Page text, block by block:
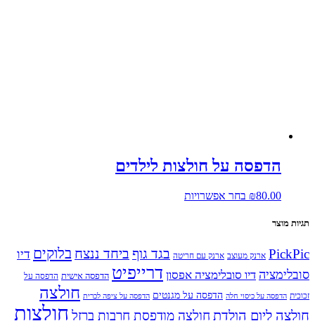
הדפסה על חולצות לילדים
₪80.00 בחר אפשרויות
ניתן
לבחור
את
האפשרויות
תגיות מוצר
PickPic ארנק מעוצב ארנק עם חריטה בגד גוף ביחד ננצח בלוקים דיו
סובלימציה דיו סובלימציה אפסון דרייפיט הדפסה אישית הדפסה על
זכוכית הדפסה על כיסוי חלה הדפסה על מגנטים הדפסה על ציפה לכרית חולצה
חולצה ליום הולדת חולצה מודפסת חרבות ברזל חולצות